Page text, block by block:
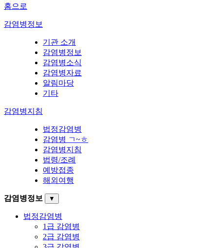
홈으로
감염병정보
기관 소개
감염병정보
감염병소식
감염병자료
알림마당
기타
감염병지침
법정감염병
감염병 ㄱ~ㅎ
감염병지침
법령/조례
예방접종
해외여행
감염병정보 ▼
법정감염병
1급 감염병
2급 감염병